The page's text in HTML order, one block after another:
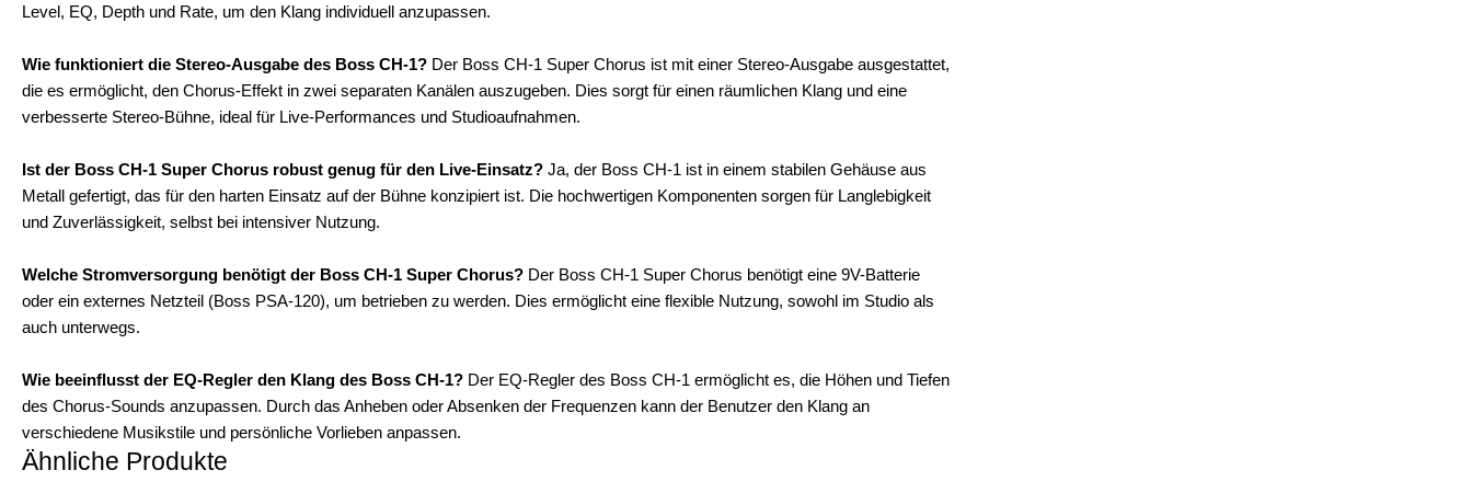
Level, EQ, Depth und Rate, um den Klang individuell anzupassen.
Wie funktioniert die Stereo-Ausgabe des Boss CH-1? Der Boss CH-1 Super Chorus ist mit einer Stereo-Ausgabe ausgestattet,
die es ermöglicht, den Chorus-Effekt in zwei separaten Kanälen auszugeben. Dies sorgt für einen räumlichen Klang und eine
verbesserte Stereo-Bühne, ideal für Live-Performances und Studioaufnahmen.
Ist der Boss CH-1 Super Chorus robust genug für den Live-Einsatz? Ja, der Boss CH-1 ist in einem stabilen Gehäuse aus
Metall gefertigt, das für den harten Einsatz auf der Bühne konzipiert ist. Die hochwertigen Komponenten sorgen für Langlebigkeit
und Zuverlässigkeit, selbst bei intensiver Nutzung.
Welche Stromversorgung benötigt der Boss CH-1 Super Chorus? Der Boss CH-1 Super Chorus benötigt eine 9V-Batterie
oder ein externes Netzteil (Boss PSA-120), um betrieben zu werden. Dies ermöglicht eine flexible Nutzung, sowohl im Studio als
auch unterwegs.
Wie beeinflusst der EQ-Regler den Klang des Boss CH-1? Der EQ-Regler des Boss CH-1 ermöglicht es, die Höhen und Tiefen
des Chorus-Sounds anzupassen. Durch das Anheben oder Absenken der Frequenzen kann der Benutzer den Klang an
verschiedene Musikstile und persönliche Vorlieben anpassen.
Ähnliche Produkte